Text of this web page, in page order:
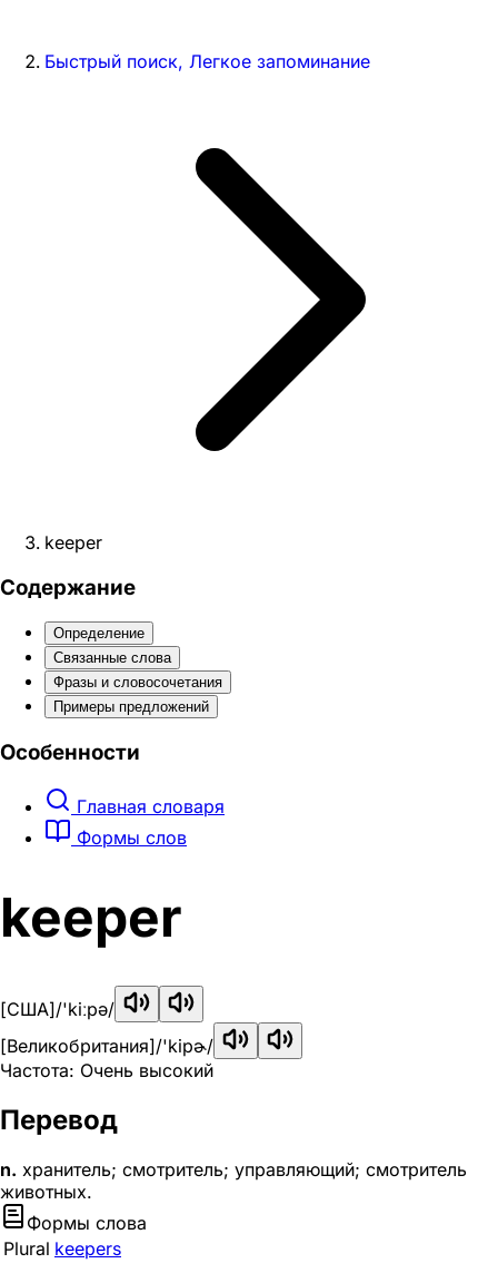
Быстрый поиск, Легкое запоминание
keeper
Содержание
Определение
Связанные слова
Фразы и словосочетания
Примеры предложений
Особенности
Главная словаря
Формы слов
keeper
[США]/'kiːpə/
[Великобритания]/'kipɚ/
Частота: Очень высокий
Перевод
n. хранитель; смотритель; управляющий; смотритель
животных.
Формы слова
Plural keepers